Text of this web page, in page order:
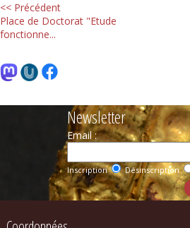
<< Précédent
Place de Doctorat "Etude
fonctionne...
Newsletter
Email :
Inscription Désinscription